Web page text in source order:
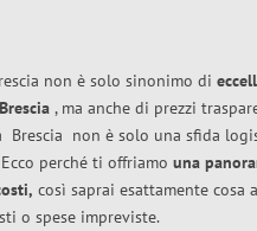
non è solo sinonimo di
Brescia , ma anche di prezzi
Brescia non è solo una sfida
perché ti offriamo una
così saprai esattamente cosa
o spese impreviste.